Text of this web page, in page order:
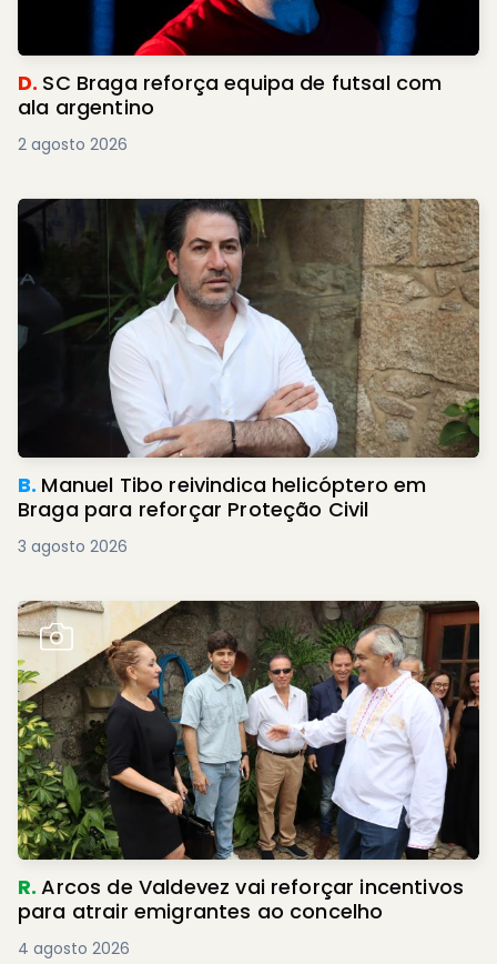
D. SC Braga reforça equipa de futsal com
ala argentino
2 agosto 2026
B. Manuel Tibo reivindica helicóptero em
Braga para reforçar Proteção Civil
3 agosto 2026
R.Arcos de Valdevez vai reforçar incentivos
para atrair emigrantes ao concelho
4 agosto 2026